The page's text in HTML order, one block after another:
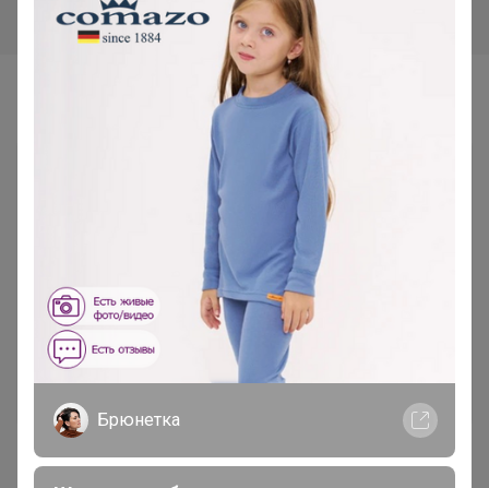
Самые желанные
Финальная цена
232,96р
Солнцезащитный крем для
Брюнетка